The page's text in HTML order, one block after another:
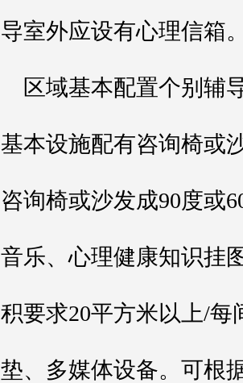
导室外应设有心理信箱
区域基本配置个别辅
基本设施配有咨询椅或
咨询椅或沙发成90度或
音乐、心理健康知识挂
积要求20平方米以上/
垫、多媒体设备。可根